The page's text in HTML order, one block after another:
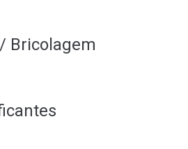
Bricolagem